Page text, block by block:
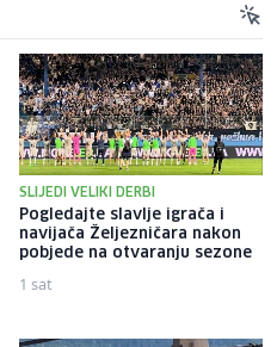
SLIJEDI VELIKI DERBI
Pogledajte slavlje igrača i
navijača Željezničara nakon
pobjede na otvaranju sezone
1 sat